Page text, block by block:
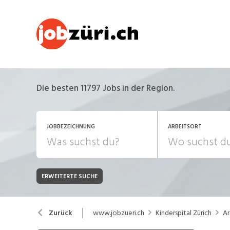
Die besten 11797 Jobs in der Region.
JOBBEZEICHNUNG ARBEITSORT
JOB-TYP
Festanstellung
Bank, Versicherung
Chemie, Pharma, Biotechnologie
ERWEITERTE SUCHE
Zurück www.jobzueri.ch Kinderspital Zürich